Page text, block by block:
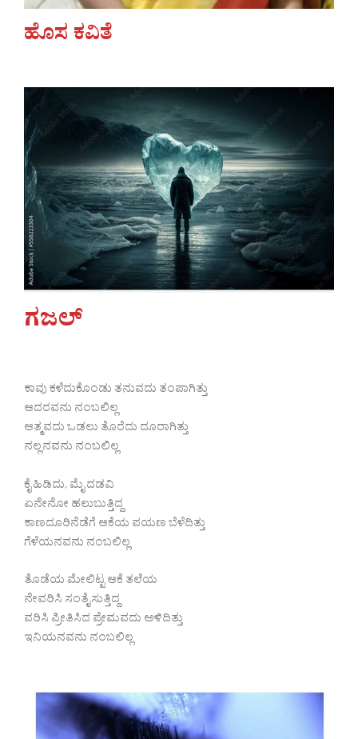
ಹೊಸ ಕವಿತೆ
ಗಜಲ್
ಕಾವು ಕಳೆದುಕೊಂಡು ತನುವದು ತಂಪಾಗಿತ್ತು
ಆದರವನು ನಂಬಲಿಲ್ಲ
ಆತ್ಮವದು ಒಡಲು ತೊರೆದು ದೂರಾಗಿತ್ತು
ನಲ್ಲನವನು ನಂಬಲಿಲ್ಲ
ಕೈ ಹಿಡಿದು, ಮೈ ದಡವಿ
ಏನೇನೋ ಹಲುಬುತ್ತಿದ್ದ
ಕಾಣದೂರಿನೆಡೆಗೆ ಆಕೆಯ ಪಯಣ ಬೆಳೆದಿತ್ತು
ಗೆಳೆಯನವನು ನಂಬಲಿಲ್ಲ
ತೊಡೆಯ ಮೇಲಿಟ್ಟ ಆಕೆ ತಲೆಯ
ನೇವರಿಸಿ ಸಂತೈಸುತ್ತಿದ್ದ
ವರಿಸಿ ಪ್ರೀತಿಸಿದ ಪ್ರೇಮವದು ಅಳಿದಿತ್ತು
ಇನಿಯನವನು ನಂಬಲಿಲ್ಲ